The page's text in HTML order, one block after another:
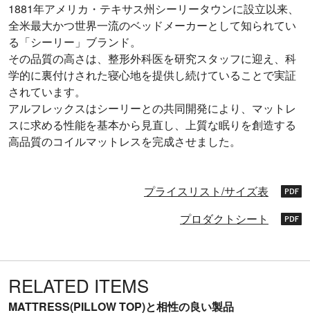
1881年アメリカ・テキサス州シーリータウンに設立以来、
全米最大かつ世界一流のベッドメーカーとして知られてい
る「シーリー」ブランド。
その品質の高さは、整形外科医を研究スタッフに迎え、科
学的に裏付けされた寝心地を提供し続けていることで実証
されています。
アルフレックスはシーリーとの共同開発により、マットレ
スに求める性能を基本から見直し、上質な眠りを創造する
高品質のコイルマットレスを完成させました。
プライスリスト/サイズ表
プロダクトシート
RELATED ITEMS
MATTRESS(PILLOW TOP)と相性の良い製品